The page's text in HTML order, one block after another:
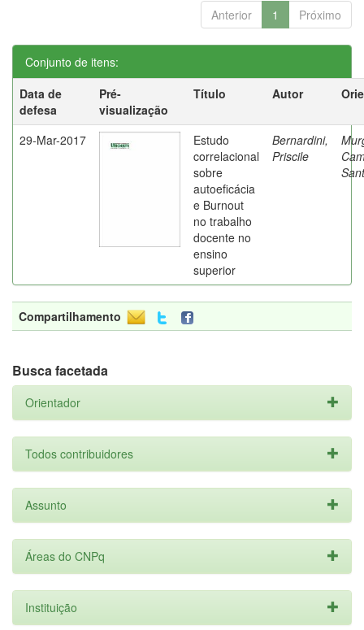
Anterior 1 Próximo
Conjunto de itens:
Data de
defesa
Pré-
visualização
Título Autor
29-Mar-2017
Estudo
correlacional
sobre
autoeficácia
e Burnout
no trabalho
docente no
ensino
superior
Bernardini,
Priscile
Compartilhamento
Busca facetada
Orientador
Todos contribuidores
Assunto
Áreas do CNPq
Instituição